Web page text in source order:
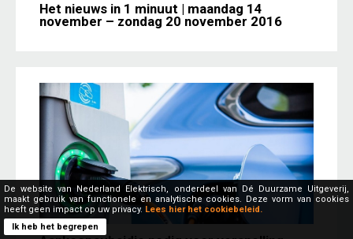
Het nieuws in 1 minuut | maandag 14
november – zondag 20 november 2016
De website van Nederland Elektrisch, onderdeel van Dé Duurzame Uitgeverij,
maakt gebruik van functionele en analytische cookies. Deze vorm van cookies
heeft geen impact op uw privacy. Lees hier het cookiebeleid.
Ik heb het begrepen